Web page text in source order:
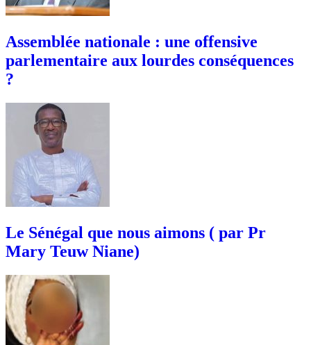
Assemblée nationale : une offensive
parlementaire aux lourdes conséquences
?
Le Sénégal que nous aimons ( par Pr
Mary Teuw Niane)